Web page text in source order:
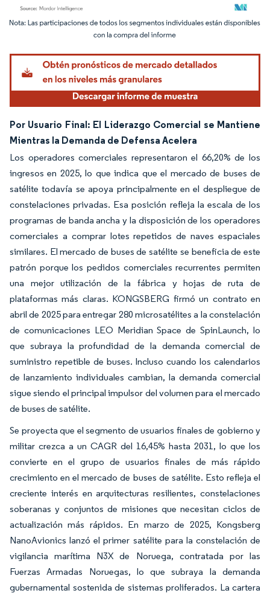
Imagen © Mordor Intelligence. El uso requiere atribución según CC BY 4.0.
Por Usuario Final: El Liderazgo Comercial se Mantiene
Mientras la Demanda de Defensa Acelera
Los operadores comerciales representaron el 66,20% de los
ingresos en 2025, lo que indica que el mercado de buses de
satélite todavía se apoya principalmente en el despliegue de
constelaciones privadas. Esa posición refleja la escala de los
programas de banda ancha y la disposición de los operadores
comerciales a comprar lotes repetidos de naves espaciales
similares. El mercado de buses de satélite se beneficia de este
patrón porque los pedidos comerciales recurrentes permiten
una mejor utilización de la fábrica y hojas de ruta de
plataformas más claras. KONGSBERG firmó un contrato en
abril de 2025 para entregar 280 microsatélites a la constelación
de comunicaciones LEO Meridian Space de SpinLaunch, lo
que subraya la profundidad de la demanda comercial de
suministro repetible de buses. Incluso cuando los calendarios
de lanzamiento individuales cambian, la demanda comercial
sigue siendo el principal impulsor del volumen para el mercado
de buses de satélite.
Se proyecta que el segmento de usuarios finales de gobierno y
militar crezca a un CAGR del 16,45% hasta 2031, lo que los
convierte en el grupo de usuarios finales de más rápido
crecimiento en el mercado de buses de satélite. Esto refleja el
creciente interés en arquitecturas resilientes, constelaciones
soberanas y conjuntos de misiones que necesitan ciclos de
actualización más rápidos. En marzo de 2025, Kongsberg
NanoAvionics lanzó el primer satélite para la constelación de
vigilancia marítima N3X de Noruega, contratada por las
Fuerzas Armadas Noruegas, lo que subraya la demanda
gubernamental sostenida de sistemas proliferados. La cartera